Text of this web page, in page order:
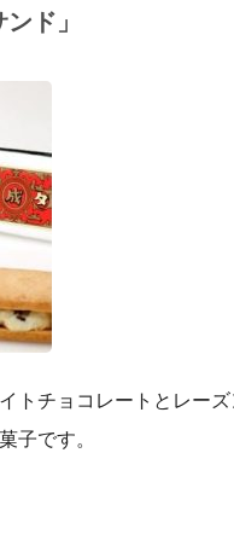
ド」
トチョコレートとレー
子です。